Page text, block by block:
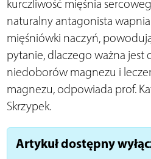
kurczliwość mięśnia
naturalny antagonista
mięśniówki naczyń,
pytanie, dlaczego ważna jest
niedoborów magnezu i
magnezu, odpowiada prof.
Skrzypek.
Artykuł dostępny